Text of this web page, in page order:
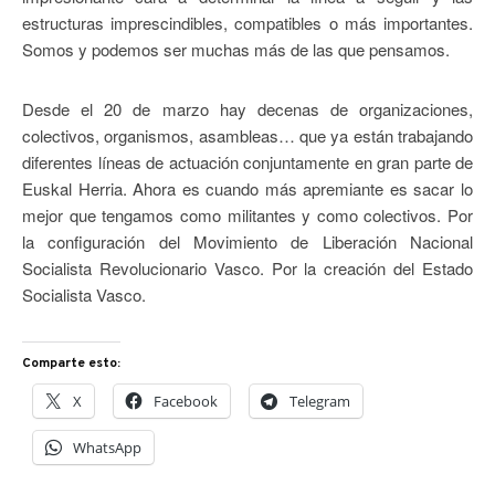
estructuras imprescindibles, compatibles o más importantes.
Somos y podemos ser muchas más de las que pensamos.
Desde el 20 de marzo hay decenas de organizaciones,
colectivos, organismos, asambleas… que ya están trabajando
diferentes líneas de actuación conjuntamente en gran parte de
Euskal Herria. Ahora es cuando más apremiante es sacar lo
mejor que tengamos como militantes y como colectivos. Por
la configuración del Movimiento de Liberación Nacional
Socialista Revolucionario Vasco. Por la creación del Estado
Socialista Vasco.
Comparte esto:
X Facebook Telegram
WhatsApp